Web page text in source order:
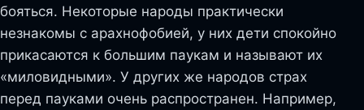
бояться. Некоторые народы практически
незнакомы с арахнофобией, у них дети спокойно
прикасаются к большим паукам и называют их
«миловидными». У других же народов страх
перед пауками очень распространен. Например,